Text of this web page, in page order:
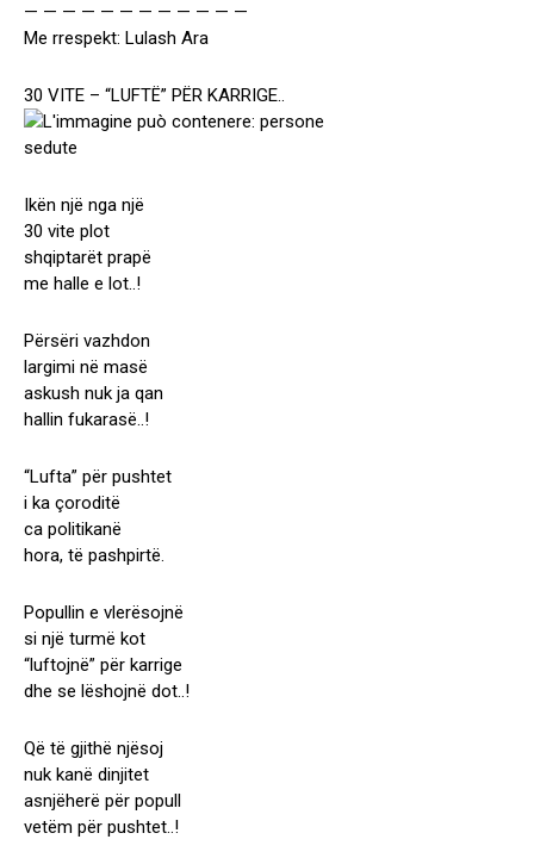
— — — — — — — — — — — —
Me rrespekt: Lulash Ara
30 VITE – “LUFTË” PËR KARRIGE..
Ikën një nga një
30 vite plot
shqiptarët prapë
me halle e lot..!
Përsëri vazhdon
largimi në masë
askush nuk ja qan
hallin fukarasë..!
“Lufta” për pushtet
i ka çoroditë
ca politikanë
hora, të pashpirtë.
Popullin e vlerësojnë
si një turmë kot
“luftojnë” për karrige
dhe se lëshojnë dot..!
Që të gjithë njësoj
nuk kanë dinjitet
asnjëherë për popull
vetëm për pushtet..!